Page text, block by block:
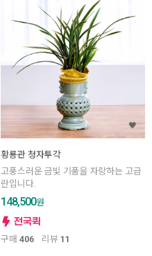
황룡관 청자투각
고풍스러운 금빛 기품을 자랑하는 고급
란입니다.
148,500원
구매 406 리뷰 11